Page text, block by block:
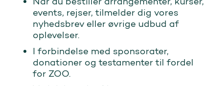
events, rejser, tilmelder dig vores
nyhedsbrev eller øvrige udbud af
oplevelser.
I forbindelse med sponsorater,
donationer og testamenter til fordel
for ZOO.